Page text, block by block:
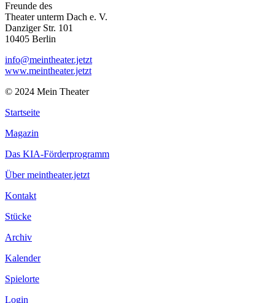
Freunde des
Theater unterm Dach e. V.
Danziger Str. 101
10405 Berlin
info@meintheater.jetzt
www.meintheater.jetzt
© 2024 Mein Theater
Startseite
Magazin
Das KIA-Förderprogramm
Über meintheater.jetzt
Kontakt
Stücke
Archiv
Kalender
Spielorte
Login